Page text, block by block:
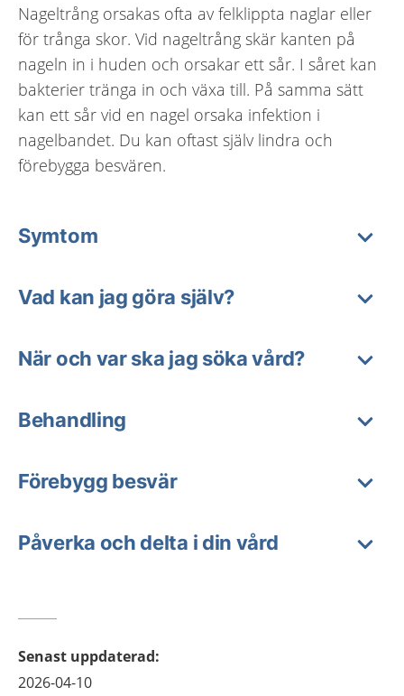
Nageltrång orsakas ofta av felklippta naglar eller
för trånga skor. Vid nageltrång skär kanten på
nageln in i huden och orsakar ett sår. I såret kan
bakterier tränga in och växa till. På samma sätt
kan ett sår vid en nagel orsaka infektion i
nagelbandet. Du kan oftast själv lindra och
förebygga besvären.
Symtom
Vad kan jag göra själv?
När och var ska jag söka vård?
Behandling
Förebygg besvär
Påverka och delta i din vård
Senast uppdaterad:
2026-04-10